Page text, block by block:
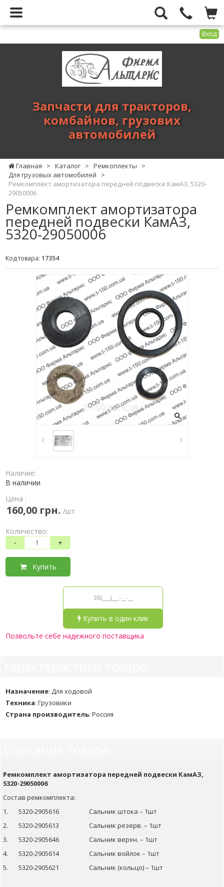
Вход
тракторов,
комбайнов,
Запчасти для тракторов,
комбайнов, грузових
автомобилей
Главная > Каталог > Ремкоплекты
>
Для грузовых автомобилей
>
Ремкомплект амортизатора передней подвески КамАЗ, 5320-
29050006
Ремкомплект амортизатора
передней подвески КамАЗ,
5320-29050006
Код товара: 17354
Наличие:
В наличии
Цена :
160,00 грн. /шт
Количество:
- +
Купить
Купить в один клик
Позвольте себе надежного поставщика
Назначение: Для ходовой
Техника: Грузовики
Страна производитель: Россия
Ремкомплект амортизатора передней подвески КамАЗ,
5320-29050006
Состав ремкомплекта:
1. 5320-2905616 Сальник штока – 1шт
2. 5320-2905613 Сальник резерв. – 1шт
3. 5320-2905646 Сальник верхн. – 1шт
4. 5320-2905614 Сальник войлок – 1шт
5. 5320-2905621 Сальник (кольцо) – 1шт